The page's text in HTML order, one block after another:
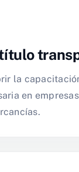
la
en